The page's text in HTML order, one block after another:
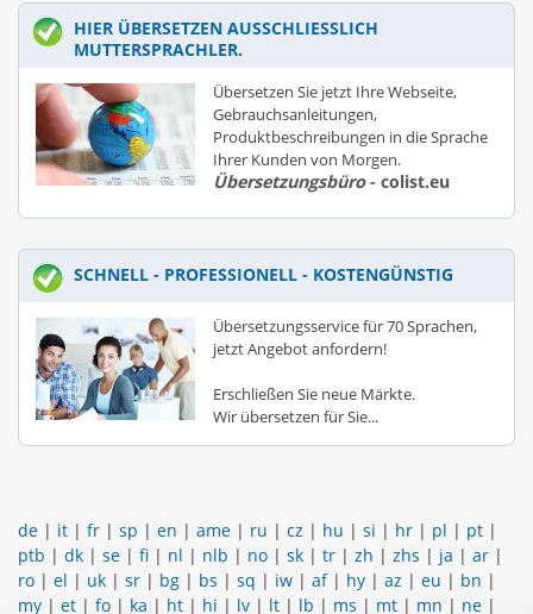
HIER ÜBERSETZEN AUSSCHLIESSLICH M
UTTERSPRACHLER.
Übersetzen Sie jetzt Ihre Webseite,
Gebrauchsanleitungen,
Produktbeschreibungen in die Sprache
Ihrer Kunden von Morgen.
Übersetzungsbüro- colist.eu
SCHNELL - PROFESSIONELL - KOSTENGÜNSTIG
Übersetzungsservice für 70 Sprachen,
jetzt Angebot anfordern!
Erschließen Sie neue Märkte.
Wir übersetzen für Sie...
de | it | fr | sp | en | ame | ru | cz | hu | si | hr | pl | pt |
ptb | dk | se | fi | nl | nlb | no | sk | tr | zh | zhs | ja | ar |
ro | el | uk | sr | bg | bs | sq | iw | af| hy | az | eu | bn |
my | et | fo | ka | ht | hi | lv | lt | lb | ms | mt | mn | ne |